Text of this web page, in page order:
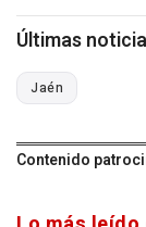
Últimas
Jaén
Contenido